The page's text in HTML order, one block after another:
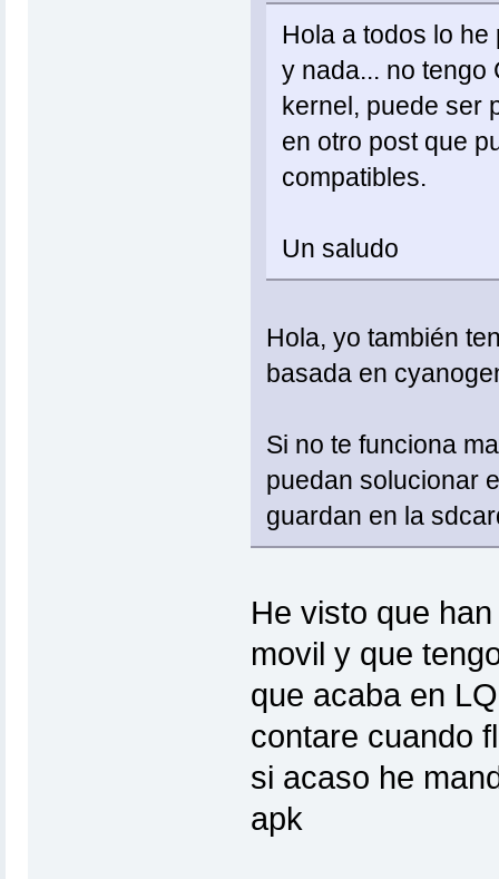
Hola a todos lo
y nada... no tengo
kernel, puede ser
en otro post que
compatibles.
Un saludo
Hola, yo también
basada en
Si no te funciona
puedan solucionar
guardan en la
He visto que
movil y que
que acaba en
contare cuando
si acaso he
apk